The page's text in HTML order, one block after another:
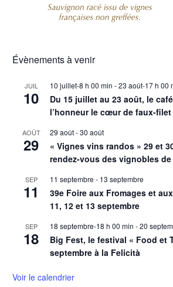
Évènements à venir
JUIL
10
10 juillet-8 h 00 min -23 août-17 h 00
Du 15 juillet au 23 août, le
l’honneur le cœur de faux-
AOÛT
29
29 août-30 août
« Vignes vins randos » 29 et
rendez-vous des vignobles
SEP
11
11 septembre - 13 septembre
39e Foire aux Fromages et
11, 12 et 13 septembre
SEP
18
18 septembre-18 h 00 min -20
Big Fest, le festival « Food et
septembre à la Felicità
Voir le calendrier